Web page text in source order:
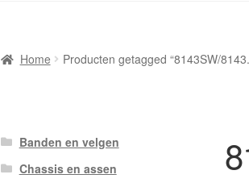
Over ons PrivacybeleidWereldwijde
Home Producten getagged “8143SW/
Banden en velgen
Chassis en assen